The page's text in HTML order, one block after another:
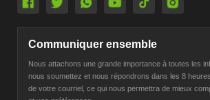
Communiquer ensemble
Nous attachons une grande importance à toutes les
nous soumettez et nous répondrons dans les 8
de votre courriel, ce qui nous permettra de mieux